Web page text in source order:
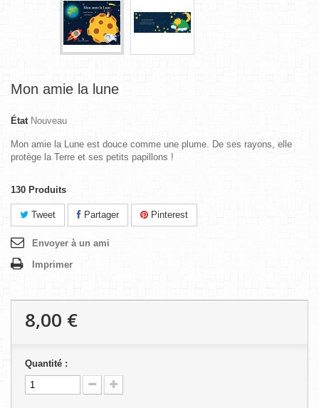
Mon amie la lune
État Nouveau
Mon amie la Lune est douce comme une plume. De ses rayons, elle
protège la Terre et ses petits papillons !
130 Produits
Tweet Partager Pinterest
Envoyer à un ami
Imprimer
8,00 €
Quantité :